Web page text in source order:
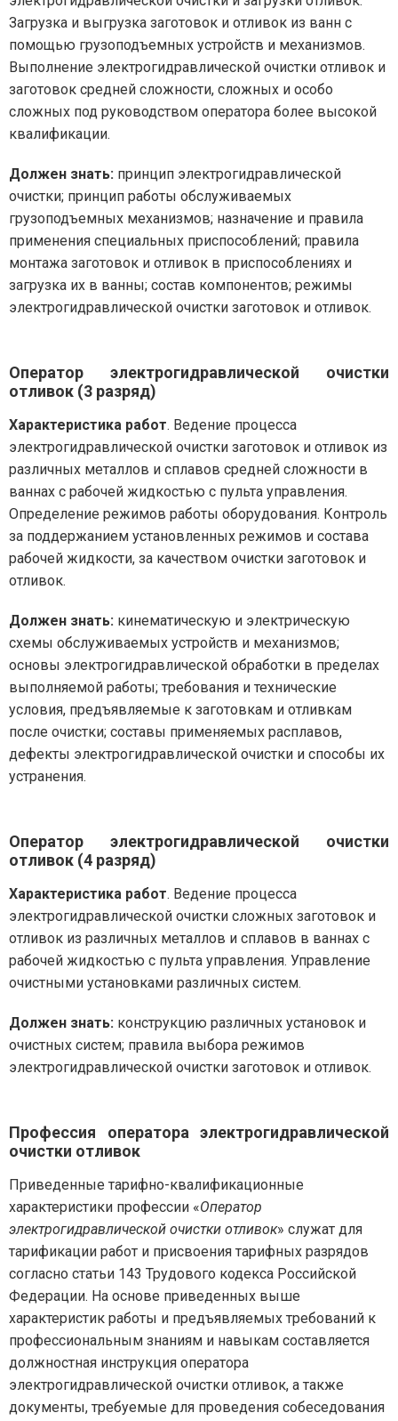
Загрузка и выгрузка заготовок и отливок из ванн с
помощью грузоподъемных устройств и механизмов.
Выполнение электрогидравлической очистки отливок и
заготовок средней сложности, сложных и особо
сложных под руководством оператора более высокой
квалификации.
Должен знать: принцип электрогидравлической
очистки; принцип работы обслуживаемых
грузоподъемных механизмов; назначение и правила
применения специальных приспособлений; правила
монтажа заготовок и отливок в приспособлениях и
загрузка их в ванны; состав компонентов; режимы
электрогидравлической очистки заготовок и отливок.
Оператор электрогидравлической очистки
отливок (3 разряд)
Характеристика работ. Ведение процесса
электрогидравлической очистки заготовок и отливок из
различных металлов и сплавов средней сложности в
ваннах с рабочей жидкостью с пульта управления.
Определение режимов работы оборудования. Контроль
за поддержанием установленных режимов и состава
рабочей жидкости, за качеством очистки заготовок и
отливок.
Должен знать: кинематическую и электрическую
схемы обслуживаемых устройств и механизмов;
основы электрогидравлической обработки в пределах
выполняемой работы; требования и технические
условия, предъявляемые к заготовкам и отливкам
после очистки; составы применяемых расплавов,
дефекты электрогидравлической очистки и способы их
устранения.
Оператор электрогидравлической очистки
отливок (4 разряд)
Характеристика работ. Ведение процесса
электрогидравлической очистки сложных заготовок и
отливок из различных металлов и сплавов в ваннах с
рабочей жидкостью с пульта управления. Управление
очистными установками различных систем.
Должен знать: конструкцию различных установок и
очистных систем; правила выбора режимов
электрогидравлической очистки заготовок и отливок.
Профессия оператора электрогидравлической
очистки отливок
Приведенные тарифно-квалификационные
характеристики профессии «Оператор
электрогидравлической очистки отливок» служат для
тарификации работ и присвоения тарифных разрядов
согласно статьи 143 Трудового кодекса Российской
Федерации. На основе приведенных выше
характеристик работы и предъявляемых требований к
профессиональным знаниям и навыкам составляется
должностная инструкция оператора
электрогидравлической очистки отливок, а также
документы, требуемые для проведения собеседования